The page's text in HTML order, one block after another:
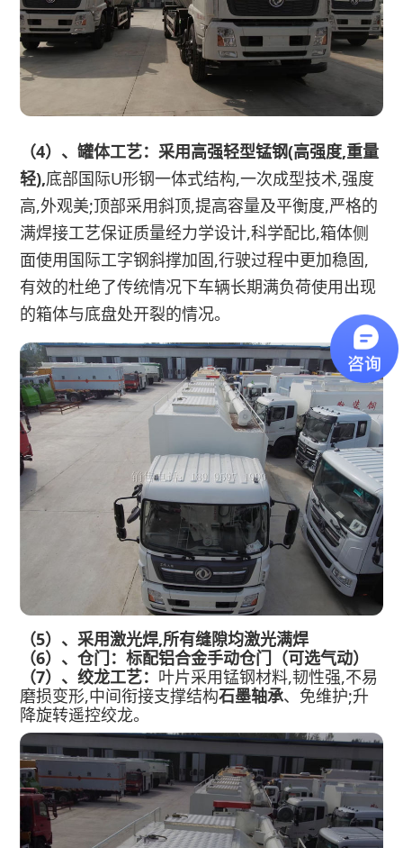
（4）、罐体工艺：采用高强轻型锰钢(高强度,重量
轻),底部国际U形钢一体式结构,一次成型技术,强度
高,外观美;顶部采用斜顶,提高容量及平衡度,严格的
满焊接工艺保证质量经力学设计,科学配比,箱体侧
面使用国际工字钢斜撑加固,行驶过程中更加稳固,
有效的杜绝了传统情况下车辆长期满负荷使用出现
的箱体与底盘处开裂的情况。
（5）、采用激光焊,所有缝隙均激光满焊
（6）、仓门：标配铝合金手动仓门（可选气动）
（7）、绞龙工艺： 叶片采用锰钢材料,韧性强,不易
磨损变形,中间衔接支撑结构石墨轴承、免维护;升
降旋转遥控绞龙。